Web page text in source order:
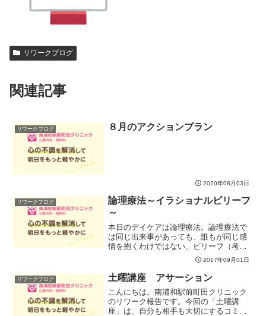
リワークブログ
関連記事
リワークブログ ８月のアクションプラン
2020年08月03日
リワークブログ
論理療法～イラショナルビリーフ
～
本日のデイケアは論理療法。論理療法で
は同じ出来事があっても、誰もが同じ感
情を抱くわけではない、ビリーフ（考え
方）が感情を決定していると考えます。
ビリーフには「ねばならない」「must」
といった固定的なイラショナルビリーフ
と「好ましい」「be...
2017年09月01日
リワークブログ 土曜講座 アサーション
こんにちは。南浦和駅前町田クリニック
のリワーク報告です。今回の「土曜講
座」は、自分も相手も大切にするコミュ